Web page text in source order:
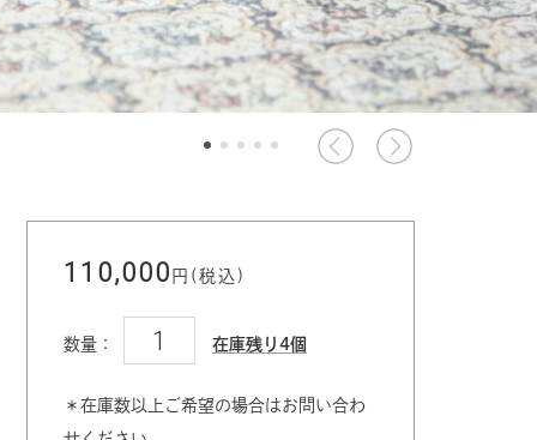
110,000 円(税込)
数量： 在庫残り4個
＊在庫数以上ご希望の場合はお問い合わ